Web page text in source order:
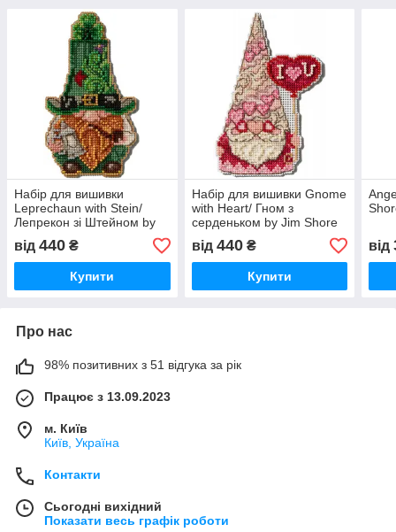
Набір для вишивки
Leprechaun with Stein/
Лепрекон зі Штейном by
Jim Shore (2025)
JS202512
від 440 ₴
Купити
Набір для вишивки Gnome
with Heart/ Гном з
серденьком by Jim Shore
(2025) JS202511
від 440₴
Купити
від
Про нас
98% позитивних з 51 відгука за рік
Працює з 13.09.2023
м. Київ
Київ, Україна
Контакти
Сьогодні вихідний
Показати весь графік роботи